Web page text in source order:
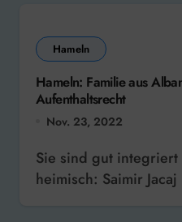
Hameln
Hameln: Familie aus
Aufenthaltsrecht
Nov. 23, 2022
Sie sind gut integriert und fühlen sich in hier
heimisch: Saimir